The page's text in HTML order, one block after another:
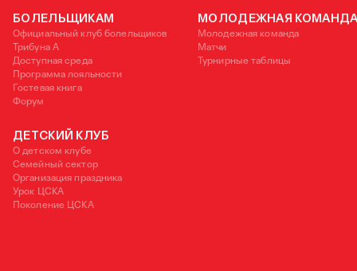
БОЛЕЛЬЩИКАМ
Официальный клуб болельщиков
Трибуна А
Доступная среда
Программа лояльности
Гостевая книга
Форум
МОЛОДЕЖНАЯ
Молодежная команда
Матчи
Турнирные таблицы
ДЕТСКИЙ КЛУБ
О детском клубе
Семейный сектор
Организация праздника
Урок ЦСКА
Поколение ЦСКА